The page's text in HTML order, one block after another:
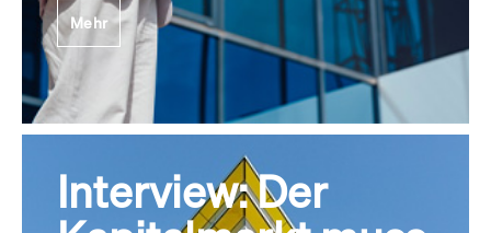
Mehr
Interview: Der